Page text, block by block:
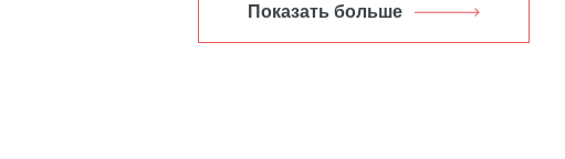
Показать больше